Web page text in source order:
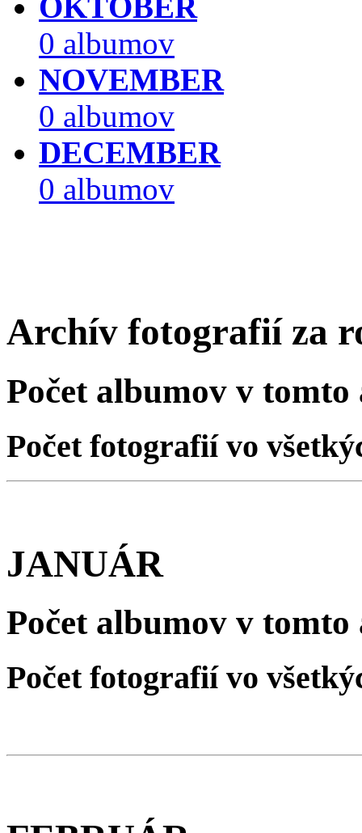
0 albumov
NOVEMBER
0 albumov
DECEMBER
0 albumov
Archív fotografií za
Počet albumov v
Počet fotografií vo
JANUÁR
Počet albumov v
Počet fotografií vo